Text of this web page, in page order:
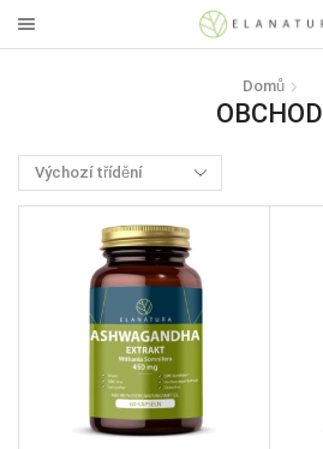
Domů
OBCHOD